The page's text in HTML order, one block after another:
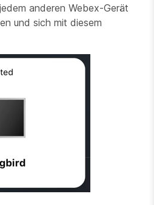
anderen Webex-Gerät
und sich mit diesem